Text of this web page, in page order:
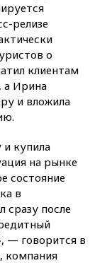
релизе
о
клиентам
а Ирина
и вложила
и купила
на рынке
состояние
в
сразу после
— говорится в
компания